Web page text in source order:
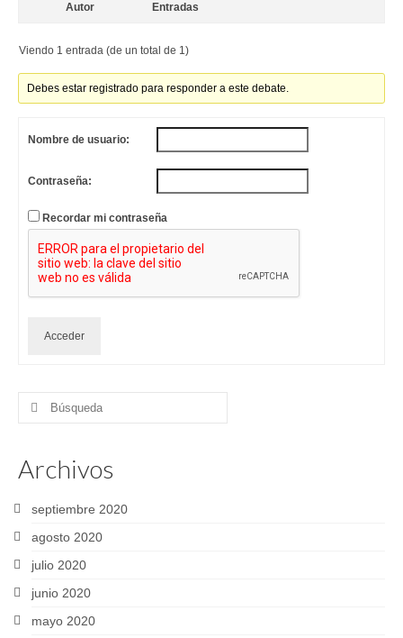
Autor Entradas
Viendo 1 entrada (de un total de 1)
Debes estar registrado para responder a este debate.
Nombre de usuario:
Contraseña:
Recordar mi contraseña
Acceder
Buscar
Archivos
septiembre 2020
agosto 2020
julio 2020
junio 2020
mayo 2020